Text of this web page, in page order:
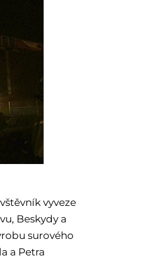
vyveze
Beskydy a
surového
a Petra